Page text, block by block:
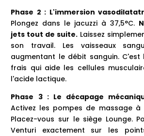
Phase 2 : L'immersion
Plongez dans le jacuzzi à 37,5°C.
jets tout de suite. Laissez
son travail. Les vaisseaux
augmentant le débit sanguin. C'est
frais qui aide les cellules
l'acide lactique.
Phase 3 : Le décapage
Activez les pompes de massage à
Placez-vous sur le siège Lounge.
Venturi exactement sur les